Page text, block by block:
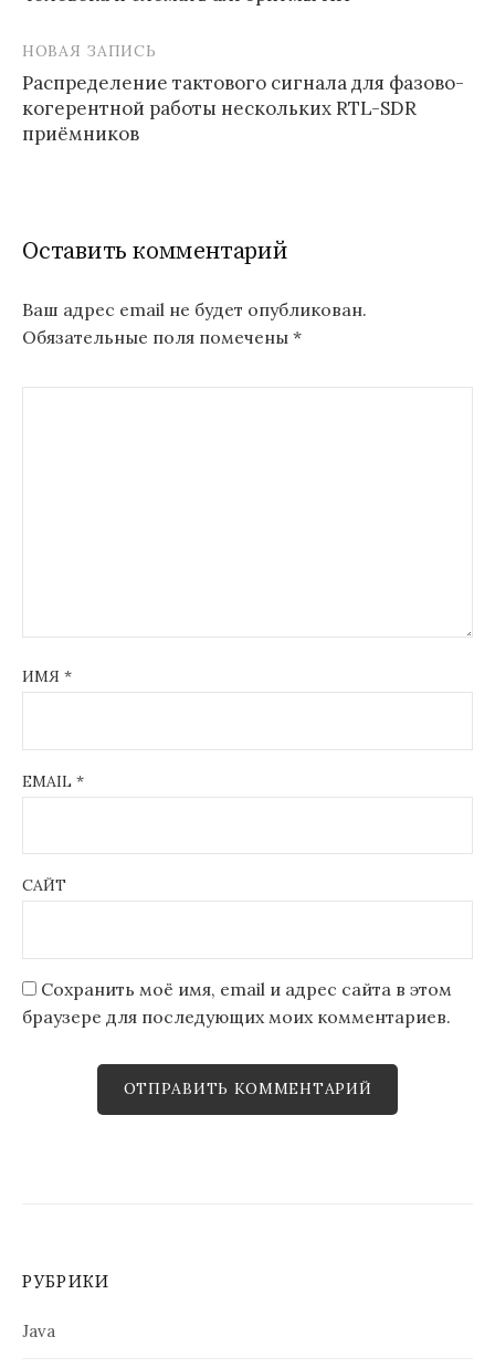
НОВАЯ ЗАПИСЬ
Распределение тактового сигнала для фазово-
когерентной работы нескольких RTL-SDR
приёмников
Оставить комментарий
Ваш адрес email не будет опубликован.
Обязательные поля помечены *
ИМЯ *
EMAIL *
САЙТ
Сохранить моё имя, email и адрес сайта в этом
браузере для последующих моих комментариев.
РУБРИКИ
Java